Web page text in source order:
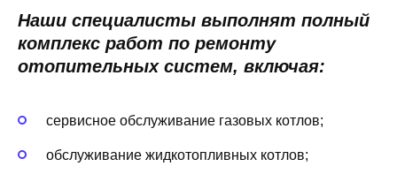
Наши специалисты выполнят полный
комплекс работ по ремонту
отопительных систем, включая:
сервисное обслуживание газовых котлов;
обслуживание жидкотопливных котлов;